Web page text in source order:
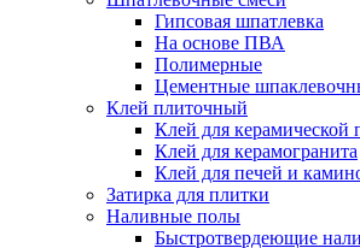
Гипсовая шпатлевка
На основе ПВА
Полимерные
Цементные
Клей плиточный
Клей для керамической
Клей для керамогранита
Клей для печей и
Затирка для плитки
Наливные полы
Быстротвердеющие